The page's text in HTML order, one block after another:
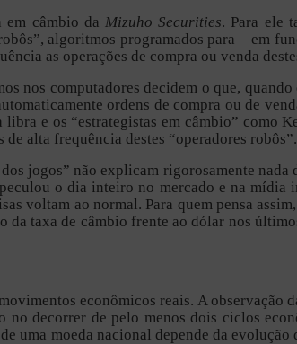
em câmbio daMizuho Securities. Para ele
algoritmos programados para – em
as operações de compra ou venda
nos computadores decidem o que, quando
ordens de compra ou de
e os “estrategistas em câmbio” como
alta frequência destes “operadores robôs”.
jogos” não explicam rigorosamente
o dia inteiro no mercado e na mídia
voltam ao normal. Para quem pensa
taxa de câmbio frente ao dólar nos
econômicos reais. A observação
no decorrer de pelo menos dois ciclos
uma moeda nacional depende da